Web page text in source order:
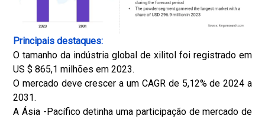
Principais destaques:
O tamanho da indústria global de xilitol foi registrado em
US $ 865,1 milhões em 2023.
O mercado deve crescer a um CAGR de 5,12% de 2024 a
2031.
A Ásia -Pacífico detinha uma participação de mercado de